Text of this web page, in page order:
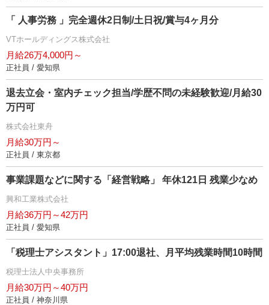
「 人事労務 」完全週休2日制/土日祝/賞与4ヶ月分
VTホールディングス株式会社
月給26万4,000円～
正社員 / 愛知県
退去立会・室内チェック担当/学歴不問の未経験歓迎/月給30
万円可
株式会社東舟
月給30万円～
正社員 / 東京都
事業課題などに関する「経営戦略」 年休121日 残業少なめ
興和工業株式会社
月給36万円～42万円
正社員 / 愛知県
「税理士アシスタント」17:00退社、月平均残業時間10時間
税理士法人中央事務所
月給30万円～40万円
正社員 / 神奈川県